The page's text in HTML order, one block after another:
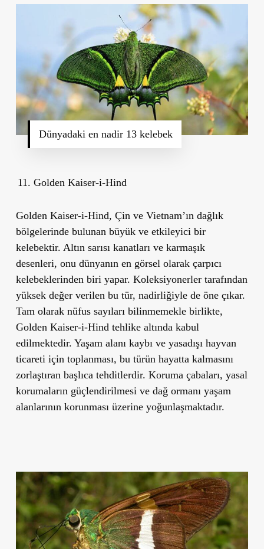
Dünyadaki en nadir 13 kelebek
Golden Kaiser-i-Hind
Golden Kaiser-i-Hind, Çin ve Vietnam’ın dağlık
bölgelerinde bulunan büyük ve etkileyici bir
kelebektir. Altın sarısı kanatları ve karmaşık
desenleri, onu dünyanın en görsel olarak çarpıcı
kelebeklerinden biri yapar. Koleksiyonerler tarafından
yüksek değer verilen bu tür, nadirliğiyle de öne çıkar.
Tam olarak nüfus sayıları bilinmemekle birlikte,
Golden Kaiser-i-Hind tehlike altında kabul
edilmektedir. Yaşam alanı kaybı ve yasadışı hayvan
ticareti için toplanması, bu türün hayatta kalmasını
zorlaştıran başlıca tehditlerdir. Koruma çabaları, yasal
korumaların güçlendirilmesi ve dağ ormanı yaşam
alanlarının korunması üzerine yoğunlaşmaktadır.